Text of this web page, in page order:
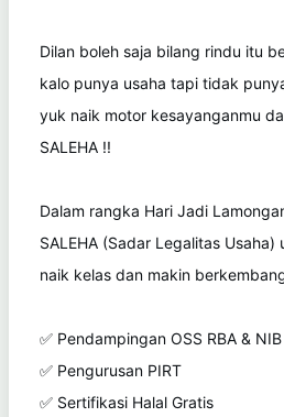
Dilan boleh saja bilang rindu itu
kalo punya usaha tapi tidak
yuk naik motor kesayanganmu
SALEHA !!
Dalam rangka Hari Jadi
SALEHA (Sadar Legalitas
naik kelas dan makin
✅ Pendampingan OSS RBA &
✅ Pengurusan PIRT
✅ Sertifikasi Halal Gratis